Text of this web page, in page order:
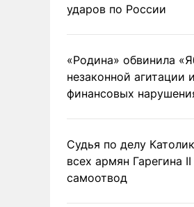
ударов по России
«Родина» обвинила
незаконной агитации и
финансовых
Судья по делу
всех армян Гарегина II
самоотвод